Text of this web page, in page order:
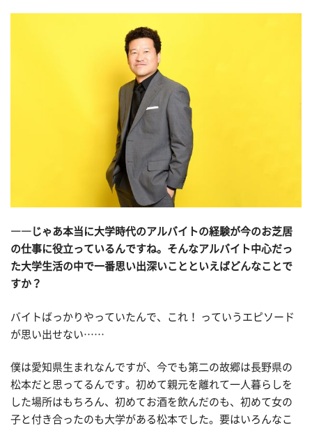
――じゃあ本当に大学時代のアルバイトの経験が今のお芝居
の仕事に役立っているんですね。そんなアルバイト中心だっ
た大学生活の中で一番思い出深いことといえばどんなことで
すか？
バイトばっかりやっていたんで、これ！ っていうエピソード
が思い出せない……
僕は愛知県生まれなんですが、今でも第二の故郷は長野県の
松本だと思ってるんです。初めて親元を離れて一人暮らしを
した場所はもちろん、初めてお酒を飲んだのも、初めて女の
子と付き合ったのも大学がある松本でした。要はいろんなこ